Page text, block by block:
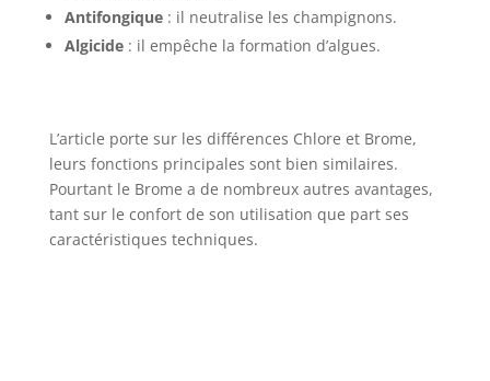
Antifongique: il neutralise les champignons.
Algicide: il empêche la formation d’algues.
L’article porte sur les différences Chlore et Brome,
leurs fonctions principales sont bien similaires.
Pourtant le Brome a de nombreux autres avantages,
tant sur le confort de son utilisation que part ses
caractéristiques techniques.